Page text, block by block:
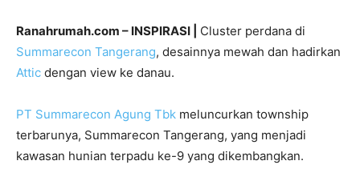
Ranahrumah.com – INSPIRASI | Cluster perdana di
Summarecon Tangerang, desainnya mewah dan hadirkan
Attic dengan view ke danau.
PT Summarecon Agung Tbk meluncurkan township
terbarunya, Summarecon Tangerang, yang menjadi
kawasan hunian terpadu ke-9 yang dikembangkan.